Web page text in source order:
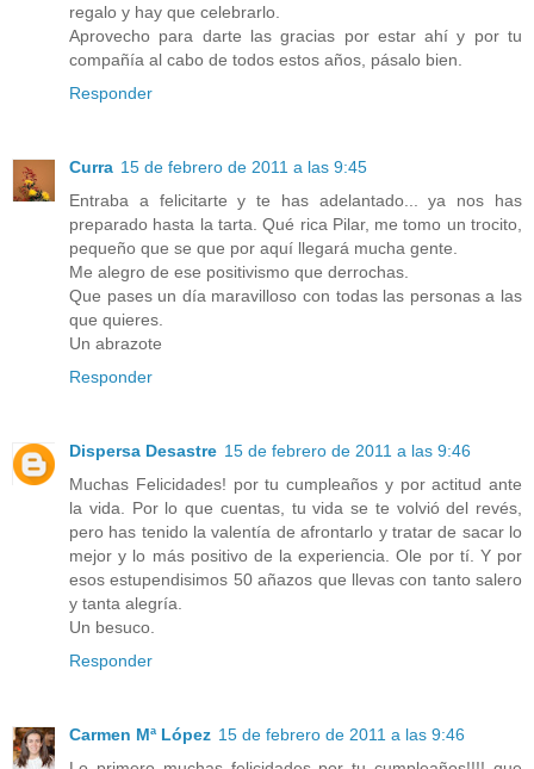
regalo y hay que celebrarlo.
Aprovecho para darte las gracias por estar ahí y por tu
compañía al cabo de todos estos años, pásalo bien.
Responder
Curra 15 de febrero de 2011 a las 9:45
Entraba a felicitarte y te has adelantado... ya nos has
preparado hasta la tarta. Qué rica Pilar, me tomo un trocito,
pequeño que se que por aquí llegará mucha gente.
Me alegro de ese positivismo que derrochas.
Que pases un día maravilloso con todas las personas a las
que quieres.
Un abrazote
Responder
Dispersa Desastre 15 de febrero de 2011 a las 9:46
Muchas Felicidades! por tu cumpleaños y por actitud ante
la vida. Por lo que cuentas, tu vida se te volvió del revés,
pero has tenido la valentía de afrontarlo y tratar de sacar lo
mejor y lo más positivo de la experiencia. Ole por tí. Y por
esos estupendisimos 50 añazos que llevas con tanto salero
y tanta alegría.
Un besuco.
Responder
Carmen Mª López 15 de febrero de 2011 a las 9:46